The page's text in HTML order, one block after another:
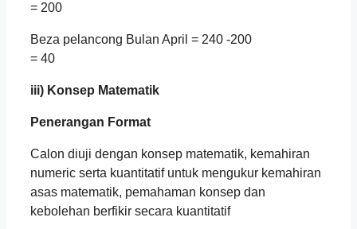
= 200
Beza pelancong Bulan April = 240 -200
= 40
iii) Konsep Matematik
Penerangan Format
Calon diuji dengan konsep matematik, kemahiran
numeric serta kuantitatif untuk mengukur kemahiran
asas matematik, pemahaman konsep dan
kebolehan berfikir secara kuantitatif